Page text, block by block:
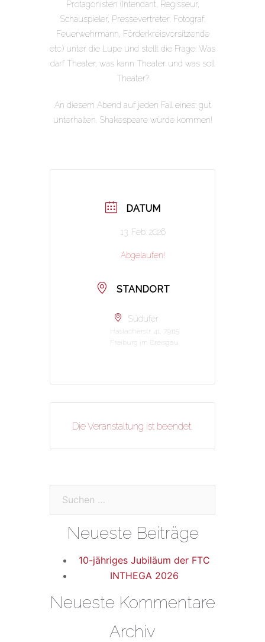
Protagonisten (Intendant, Regisseur,
Schauspieler, Pressevertreter, Fotograf,
Feuerwehrmann, Förderkreisvorsitzende
etc.) unter die Lupe und stellt die Frage: Was
darf Theater, was kann Theater und was soll
Theater?
An diesem Abend auf jeden Fall eines: gut
unterhalten. Shakespeare würde kommen!
DATUM
13. Feb. 2026
Abgelaufen!
STANDORT
Südufer
Haslacherstr. 41, 79115
Freiburg im Breisgau
Die Veranstaltung ist beendet.
Neueste Beiträge
10-jähriges Jubiläum der FTC
INTHEGA 2026
Neueste Kommentare
Archiv